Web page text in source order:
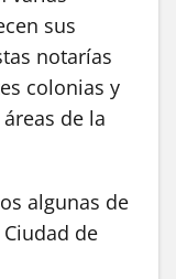
sus
notarías
colonias y
de la
algunas de
de